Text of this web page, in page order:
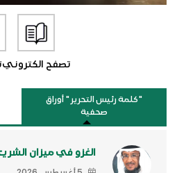
تصفح الكتروني
"كلمة رئيس التحرير " أوراق
صحفية
الغزو في ميزان